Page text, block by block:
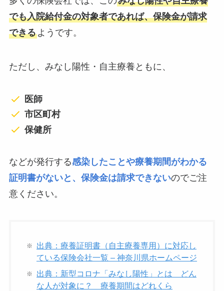
でも入院給付金の対象者であれば、保険金が請求
できるようです。
ただし、みなし陽性・自主療養ともに、
医師
市区町村
保健所
などが発行する感染したことや療養期間がわかる
証明書がないと、保険金は請求できないのでご注
意ください。
出典：療養証明書（自主療養専用）に対応し
ている保険会社一覧 – 神奈川県ホームページ
出典：新型コロナ「みなし陽性」とは どん
な人が対象に？ 療養期間はどれくら